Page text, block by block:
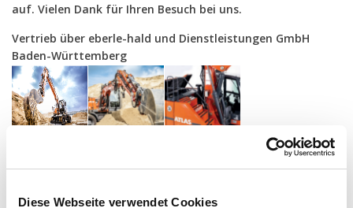
Diese Webseite verwendet Cookies
auf. Vielen Dank für Ihren Besuch bei uns.
Vertrieb über eberle-hald und Dienstleistungen GmbH
Baden-Württemberg